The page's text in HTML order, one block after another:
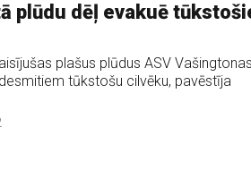
plūdu dēļ evakuē
plašus plūdus ASV Vašingtonas
tūkstošu cilvēku, pavēstīja